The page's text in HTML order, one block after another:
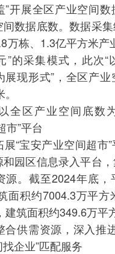
”开展全区产业空间
数据底数。数据采
万栋、1.3亿平方米产
”的采集模式，此次“
展现形式”，全区产
区产业空间底数
市”平台
宝安产业空间超市”
园区信息录入平台
源。截至2024年底，
面积约7004.3万平方
筑面积约349.6万平
供需资源，深入推
企业”匹配服务